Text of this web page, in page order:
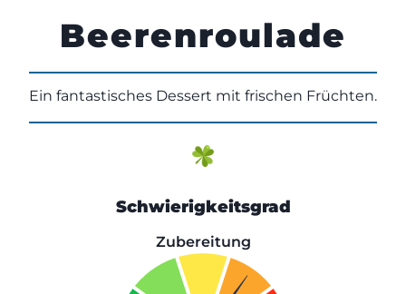
Beerenroulade
Ein fantastisches Dessert mit frischen Früchten.
Schwierigkeitsgrad
Zubereitung